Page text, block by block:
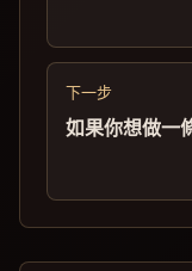
下一步
如果你想做一